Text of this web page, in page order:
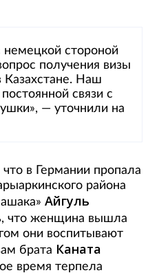
немецкой стороной
получения визы
Казахстане. Наш
связи с
— уточнили на
в Германии пропала
района
Айгуль
что женщина вышла
они воспитывают
брата Каната
время терпела